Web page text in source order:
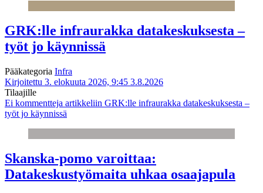
GRK:lle infraurakka datakeskuksesta –
työt jo käynnissä
Pääkategoria Infra
Kirjoitettu 3. elokuuta 2026, 9:45 3.8.2026
Tilaajille
Ei kommentteja artikkeliin GRK:lle infraurakka datakeskuksesta –
työt jo käynnissä
Skanska-pomo varoittaa:
Datakeskustyömaita uhkaa osaajapula